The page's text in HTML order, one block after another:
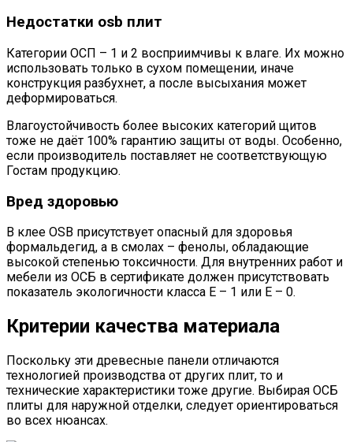
Недостатки osb плит
Категории ОСП – 1 и 2 восприимчивы к влаге. Их можно
использовать только в сухом помещении, иначе
конструкция разбухнет, а после высыхания может
деформироваться.
Влагоустойчивость более высоких категорий щитов
тоже не даёт 100% гарантию защиты от воды. Особенно,
если производитель поставляет не соответствующую
Гостам продукцию.
Вред здоровью
В клее OSB присутствует опасный для здоровья
формальдегид, а в смолах – фенолы, обладающие
высокой степенью токсичности. Для внутренних работ и
мебели из ОСБ в сертификате должен присутствовать
показатель экологичности класса Е – 1 или Е – 0.
Критерии качества материала
Поскольку эти древесные панели отличаются
технологией производства от других плит, то и
технические характеристики тоже другие. Выбирая ОСБ
плиты для наружной отделки, следует ориентироваться
во всех нюансах.